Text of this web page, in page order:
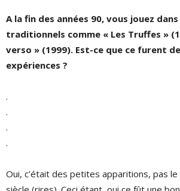
A la fin des années 90, vous jouez
traditionnels comme « Les Truffes »
verso » (1999). Est-ce que ce furent
expériences ?
.
.
.
.
Oui, c’était des petites apparitions, pas le